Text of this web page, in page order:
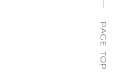
PAGE TOP